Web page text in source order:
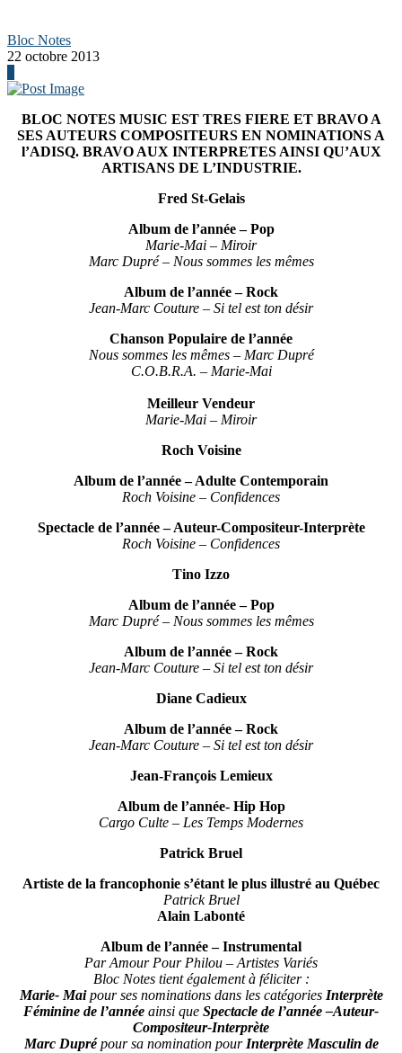
Bloc Notes
22 octobre 2013
BLOC NOTES MUSIC EST TRES FIERE ET BRAVO A
SES AUTEURS COMPOSITEURS EN NOMINATIONS A
l’ADISQ. BRAVO AUX INTERPRETES AINSI QU’AUX
ARTISANS DE L’INDUSTRIE.
Fred St-Gelais
Album de l’année – Pop
Marie-Mai – Miroir
Marc Dupré – Nous sommes les mêmes
Album de l’année – Rock
Jean-Marc Couture – Si tel est ton désir
Chanson Populaire de l’année
Nous sommes les mêmes – Marc Dupré
C.O.B.R.A. – Marie-Mai
Meilleur Vendeur
Marie-Mai – Miroir
Roch Voisine
Album de l’année – Adulte Contemporain
Roch Voisine – Confidences
Spectacle de l’année – Auteur-Compositeur-Interprète
Roch Voisine – Confidences
Tino Izzo
Album de l’année – Pop
Marc Dupré – Nous sommes les mêmes
Album de l’année – Rock
Jean-Marc Couture – Si tel est ton désir
Diane Cadieux
Album de l’année – Rock
Jean-Marc Couture – Si tel est ton désir
Jean-François Lemieux
Album de l’année- Hip Hop
Cargo Culte – Les Temps Modernes
Patrick Bruel
Artiste de la francophonie s’étant le plus illustré au Québec
Patrick Bruel
Alain Labonté
Album de l’année – Instrumental
Par Amour Pour Philou – Artistes Variés
Bloc Notes tient également à féliciter :
Marie- Maipour ses nominations dans les catégoriesInterprète
Féminine de l’année ainsi que Spectacle de l’année –Auteur-
Compositeur-Interprète
Marc Duprépour sa nomination pourInterprète Masculin de